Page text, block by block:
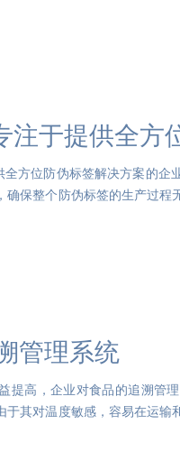
注于提供全方
方位防伪标签解决方案的企
确保整个防伪标签的生产过
管理系统
提高，企业对食品的追溯管
于其对温度敏感，容易在运